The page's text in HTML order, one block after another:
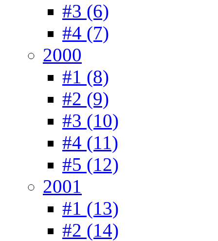
#3 (6)
#4 (7)
2000
#1 (8)
#2 (9)
#3 (10)
#4 (11)
#5 (12)
2001
#1 (13)
#2 (14)